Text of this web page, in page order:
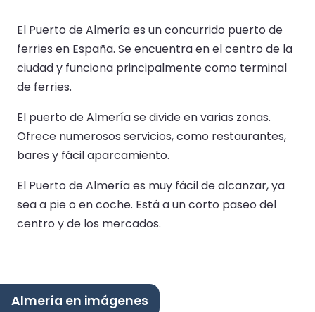
El Puerto de Almería es un concurrido puerto de
ferries en España. Se encuentra en el centro de la
ciudad y funciona principalmente como terminal
de ferries.
El puerto de Almería se divide en varias zonas.
Ofrece numerosos servicios, como restaurantes,
bares y fácil aparcamiento.
El Puerto de Almería es muy fácil de alcanzar, ya
sea a pie o en coche. Está a un corto paseo del
centro y de los mercados.
Almería en imágenes